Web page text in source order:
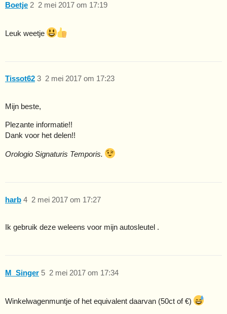
Boetje 2 mei 2017 om 17:19
2
Leuk weetje
Tissot62 2 mei 2017 om 17:23
3
Mijn beste,
Plezante informatie!!
Dank voor het delen!!
Orologio Signaturis Temporis.
harb 2 mei 2017 om 17:27
4
Ik gebruik deze weleens voor mijn autosleutel .
M_Singer 2 mei 2017 om 17:34
5
Winkelwagenmuntje of het equivalent daarvan (50ct of €)